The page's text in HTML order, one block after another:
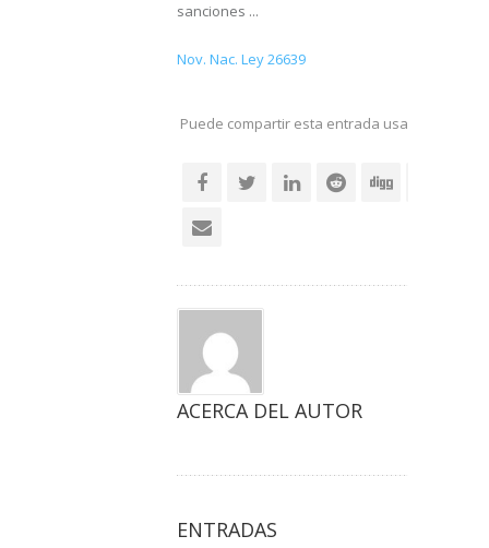
sanciones ...
Nov. Nac. Ley 26639
Puede compartir esta entrada usando sus
ACERCA DEL AUTOR
ENTRADAS